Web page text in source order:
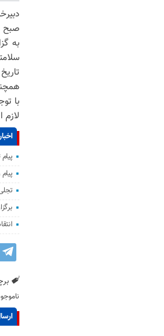
صبح
به
تاریخ شنبه ۶ مرداد
با
لازم